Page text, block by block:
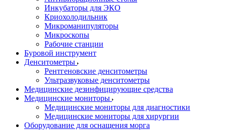
Инкубаторы для ЭКО
Криохолодильник
Микроманипуляторы
Микроскопы
Рабочие станции
Буровой инструмент
Денситометры
Рентгеновские денситометры
Ультразвуковые денситометры
Медицинские дезинфицирующие средства
Медицинские мониторы
Медицинские мониторы для диагностики
Медицинские мониторы для хирургии
Оборудование для оснащения морга